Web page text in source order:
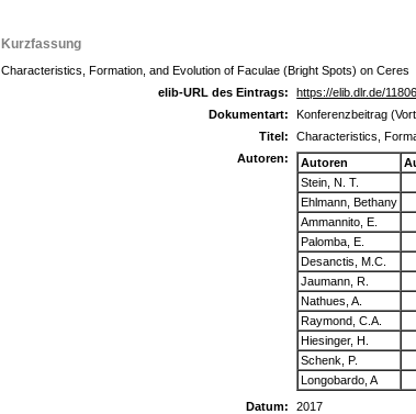
Kurzfassung
Characteristics, Formation, and Evolution of Faculae (Bright Spots) on Ceres
elib-URL des Eintrags:
https://elib.dlr.de/
Dokumentart:
Konferenzbeitrag
Titel:
Characteristics,
Autoren:
Autoren
Stein, N. T.
Ehlmann, Bethany
Ammannito, E.
Palomba, E.
Desanctis, M.C.
Jaumann, R.
Nathues, A.
Raymond, C.A.
Hiesinger, H.
Schenk, P.
Longobardo, A
Datum:
2017